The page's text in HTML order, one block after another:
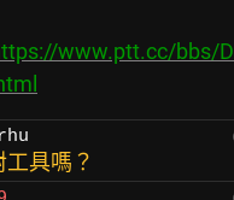
www.ptt.cc/bbs/
具嗎？